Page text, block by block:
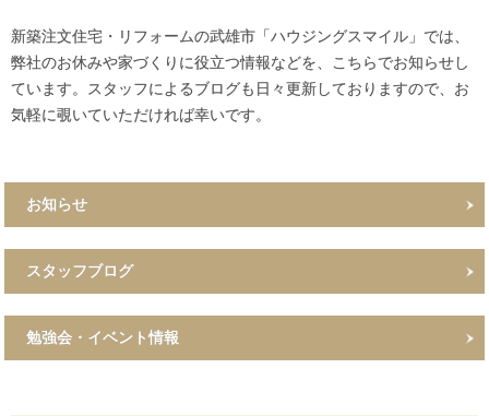
新築注文住宅・リフォームの武雄市「ハウジングスマイル」では、
弊社のお休みや家づくりに役立つ情報などを、こちらでお知らせし
ています。スタッフによるブログも日々更新しておりますので、お
気軽に覗いていただければ幸いです。
お知らせ
スタッフブログ
勉強会・イベント情報